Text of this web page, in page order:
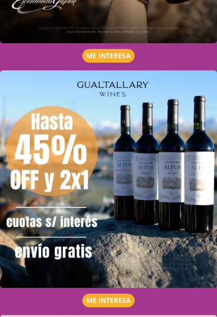
ME INTERESA
ME INTERESA